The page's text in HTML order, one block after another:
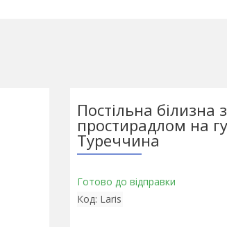
Постільна білизна
простирадлом на
Туреччина
Готово до відправки
Код: Laris